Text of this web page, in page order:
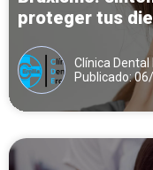
proteger tus
Clínica Dental
Publicado: